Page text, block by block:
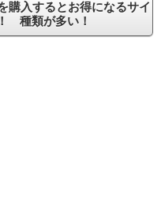
購入するとお得になるサイ
種類が多い！